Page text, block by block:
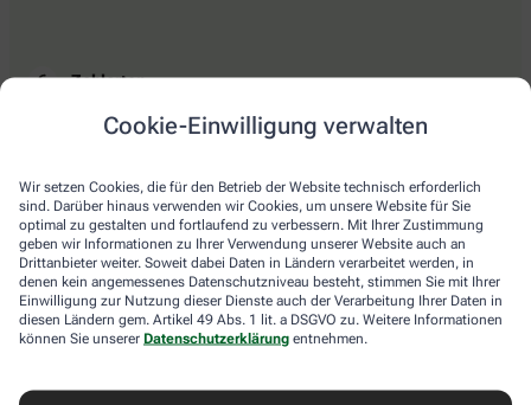
Cookie-Einwilligung verwalten
Wir setzen Cookies, die für den Betrieb der Website technisch erforderlich
sind. Darüber hinaus verwenden wir Cookies, um unsere Website für Sie
optimal zu gestalten und fortlaufend zu verbessern. Mit Ihrer Zustimmung
geben wir Informationen zu Ihrer Verwendung unserer Website auch an
Drittanbieter weiter. Soweit dabei Daten in Ländern verarbeitet werden, in
denen kein angemessenes Datenschutzniveau besteht, stimmen Sie mit Ihrer
Einwilligung zur Nutzung dieser Dienste auch der Verarbeitung Ihrer Daten in
diesen Ländern gem. Artikel 49 Abs. 1 lit. a DSGVO zu. Weitere Informationen
können Sie unserer Datenschutzerklärung entnehmen.
Zahlarten
Bar oder mit einer anderen akzeptierten Zahlungsart Ihrer Apotheke vor Ort.
Lieferarten
Abholung in der Apotheke
Botendienstlieferung
apotheke.com Informationen